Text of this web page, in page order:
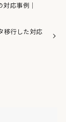
応事例｜
移行した対応